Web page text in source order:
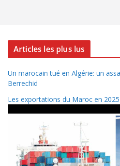
Articles les plus lus
Un marocain tué en Algérie: un
Berrechid
Les exportations du Maroc en 2025